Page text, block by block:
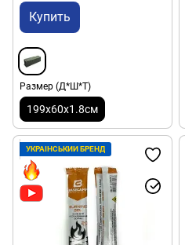
Купить
Размер (Д*Ш*Т)
199х60х1.8см
УКРАЇНСЬКИЙ БРЕНД